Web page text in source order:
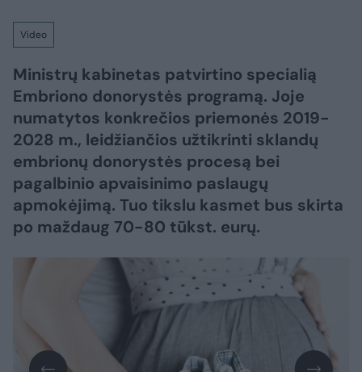
Video
Ministrų kabinetas patvirtino specialią
Embriono donorystės programą. Joje
numatytos konkrečios priemonės 2019-
2028 m., leidžiančios užtikrinti sklandų
embrionų donorystės procesą bei
pagalbinio apvaisinimo paslaugų
apmokėjimą. Tuo tikslu kasmet bus skirta
po maždaug 70-80 tūkst. eurų.